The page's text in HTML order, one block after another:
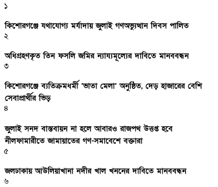
১
কিশোরগঞ্জে যথাযোগ্য মর্যাদায় জুলাই গণঅভ্যুত্থান দিবস পালিত
২
অধিগ্রহণকৃত তিন ফসলি জমির ন্যায্যমূল্যের দাবিতে মানববন্ধন
৩
কিশোরগঞ্জে ব্যতিক্রমধর্মী ‘ভাতা মেলা’ অনুষ্ঠিত, দেড় হাজারের বেশি
সেবাপ্রার্থীর ভিড়
৪
জুলাই সনদ বাস্তবায়ন না হলে আবারও রাজপথ উত্তপ্ত হবে
নীলফামারীতে জামায়াতের গণ-সমাবেশে বক্তারা
৫
জলঢাকায় আউলিয়াখানা নদীর খাল খননের দাবিতে মানববন্ধন
৬